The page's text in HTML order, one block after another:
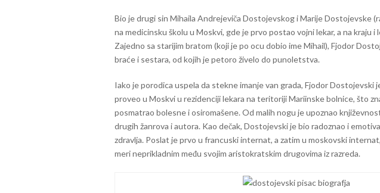
Bio je drugi sin Mihaila Andrejeviča Dostojevskog i Marije Dostojevske
na medicinsku školu u Moskvi, gde je prvo postao vojni lekar, a na kraju i
Zajedno sa starijim bratom (koji je po ocu dobio ime Mihail), Fjodor
braće i sestara, od kojih je petoro živelo do punoletstva.
Iako je porodica uspela da stekne imanje van grada, Fjodor Dostojevski
proveo u Moskvi u rezidenciji lekara na teritoriji Mariinske bolnice, što
posmatrao bolesne i osiromašene. Od malih nogu je upoznao
drugih žanrova i autora. Kao dečak, Dostojevski je bio radoznao i
zdravlja. Poslat je prvo u francuski internat, a zatim u moskovski
meri neprikladnim među svojim aristokratskim drugovima iz razreda.